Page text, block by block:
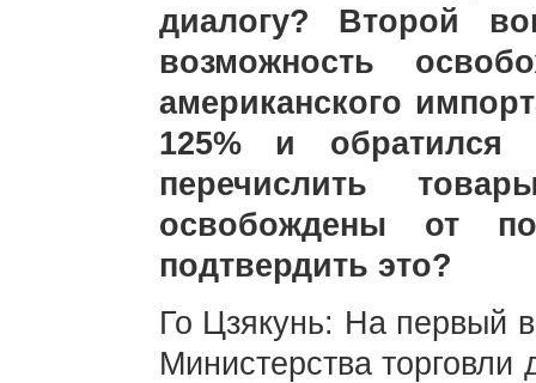
диалогу? Второй
возможность
американского
125% и
перечислить
освобождены от
подтвердить это?
Го Цзякунь: На первый
Министерства